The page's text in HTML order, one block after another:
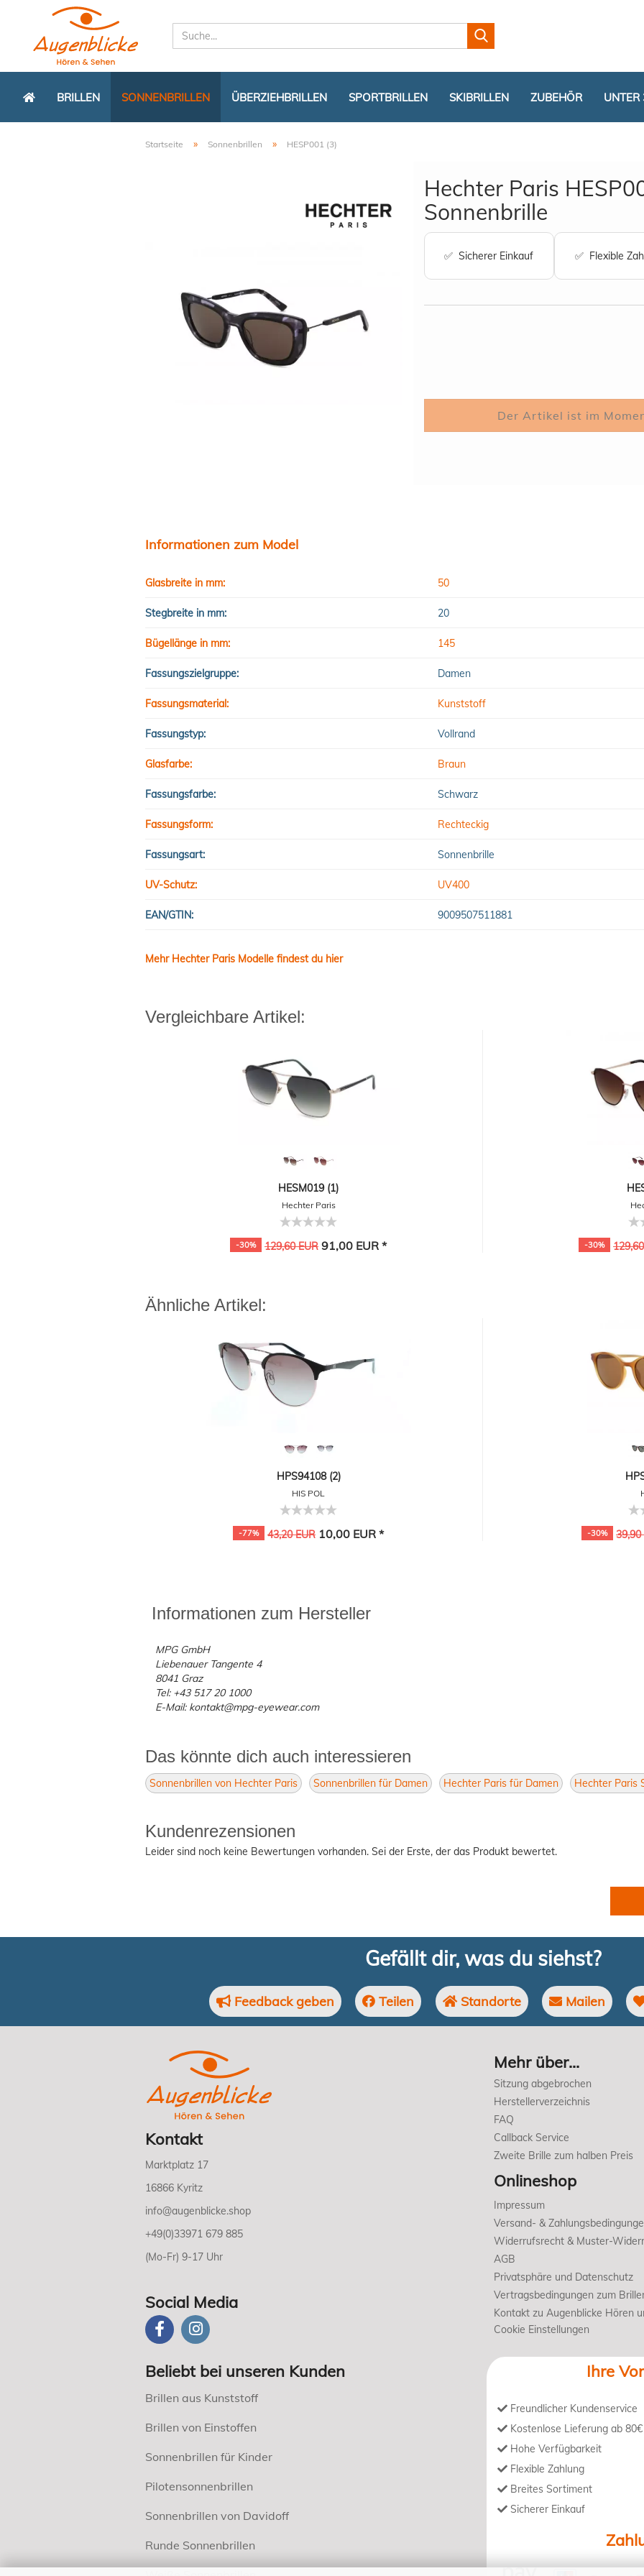
Lieferland
BRILLEN SONNENBRILLEN ÜBERZIEHBRILLEN SPORTBRILLEN SKIBRILLEN ZUBEHÖR UNTER
Startseite » Sonnenbrillen » HESP001 (3)
Hechter Paris
Sonnenbrille
✅ Sicherer Einkauf ✅ Flexible
Informationen zum Model
Glasbreite in mm: 50
Stegbreite in mm: 20
Bügellänge in mm: 145
Fassungszielgruppe: Damen
Fassungsmaterial: Kunststoff
Fassungstyp: Vollrand
Glasfarbe: Braun
Fassungsfarbe: Schwarz
Fassungsform: Rechteckig
Fassungsart: Sonnenbrille
UV-Schutz: UV400
EAN/GTIN: 9009507511881
Mehr Hechter Paris Modelle findest du hier
Vergleichbare Artikel:
HESM019 (1)
Hechter Paris
-30% 129,60 EUR 91,00 EUR * -30%
Ähnliche Artikel:
HPS94108 (2)
HIS POL
-77% 43,20 EUR 10,00 EUR * -30% 39,90
Informationen zum Hersteller
MPG GmbH
Liebenauer Tangente 4
8041 Graz
Tel: +43 517 20 1000
E-Mail: kontakt@mpg-eyewear.com
Das könnte dich auch interessieren
Sonnenbrillen von Hechter Paris Sonnenbrillen für Damen Hechter Paris für Damen Hechter Paris
Kundenrezensionen
Leider sind noch keine Bewertungen vorhanden. Sei der Erste, der das Produkt bewertet.
Gefällt dir, was du siehst?
Feedback geben Teilen Standorte Mailen
Kontakt
Marktplatz 17
16866 Kyritz
info@augenblicke.shop
+49(0)33971 679 885
(Mo-Fr) 9-17 Uhr
Social Media
Mehr über...
Sitzung abgebrochen
Herstellerverzeichnis
FAQ
Callback Service
Zweite Brille zum halben Preis
Onlineshop
Impressum
Versand- &
Widerrufsrecht & Muster-
AGB
Privatsphäre und Datenschutz
Vertragsbedingungen zum
Kontakt zu Augenblicke Hören
Cookie Einstellungen
Beliebt bei unseren Kunden
Brillen aus Kunststoff
Brillen von Einstoffen
Sonnenbrillen für Kinder
Pilotensonnenbrillen
Sonnenbrillen von Davidoff
Runde Sonnenbrillen
Ihre
Freundlicher Kundenservice
Kostenlose Lieferung ab
Hohe Verfügbarkeit
Flexible Zahlung
Breites Sortiment
Sicherer Einkauf